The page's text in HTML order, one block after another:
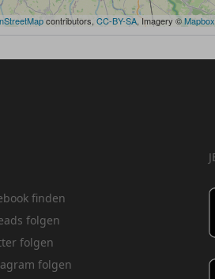
contributors, CC-BY-SA , Imagery ©Mapbox
finden
folgen
folgen
folgen